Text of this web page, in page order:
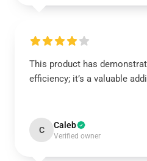
This product has
efficiency; it’s a valuable
C Caleb
Verified owner